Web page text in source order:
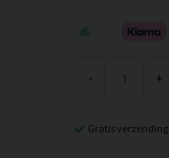
- +
Gratis verzending